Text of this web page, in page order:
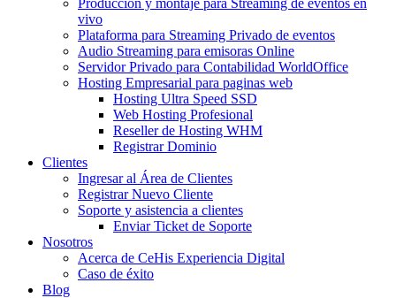
Producción y montaje para Streaming de eventos en
vivo
Plataforma para Streaming Privado de eventos
Audio Streaming para emisoras Online
Servidor Privado para Contabilidad WorldOffice
Hosting Empresarial para paginas web
Hosting Ultra Speed SSD
Web Hosting Profesional
Reseller de Hosting WHM
Registrar Dominio
Clientes
Ingresar al Área de Clientes
Registrar Nuevo Cliente
Soporte y asistencia a clientes
Enviar Ticket de Soporte
Nosotros
Acerca de CeHis Experiencia Digital
Caso de éxito
Blog